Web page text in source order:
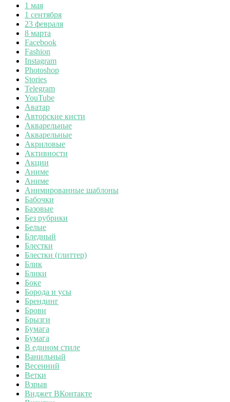
1 мая
1 сентября
23 февраля
8 марта
Facebook
Fashion
Instagram
Photoshop
Stories
Telegram
YouTube
Аватар
Авторские кисти
Акварельные
Акварельные
Акриловые
Активности
Акции
Аниме
Аниме
Анимированные шаблоны
Бабочки
Базовые
Без рубрики
Белые
Бледный
Блестки
Блестки (глиттер)
Блик
Блики
Боке
Борода и усы
Брендинг
Брови
Брызги
Бумага
Бумага
В едином стиле
Ванильный
Весенний
Ветки
Взрыв
Виджет ВКонтакте